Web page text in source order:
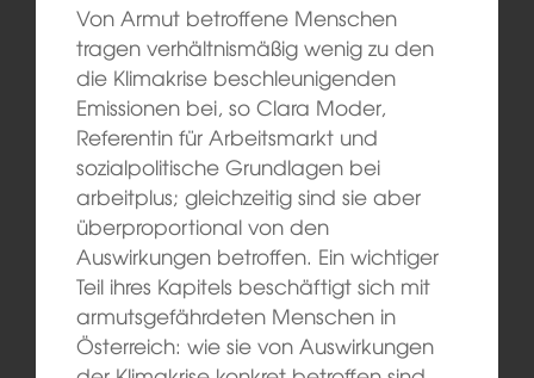
Von Armut betroffene Menschen
tragen verhältnismäßig wenig zu den
die Klimakrise beschleunigenden
Emissionen bei, so Clara Moder,
Referentin für Arbeitsmarkt und
sozialpolitische Grundlagen bei
arbeitplus; gleichzeitig sind sie aber
überproportional von den
Auswirkungen betroffen. Ein wichtiger
Teil ihres Kapitels beschäftigt sich mit
armutsgefährdeten Menschen in
Österreich: wie sie von Auswirkungen